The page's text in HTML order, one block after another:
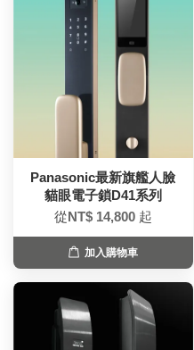
Panasonic最新旗艦人臉
貓眼電子鎖D41系列
從 NT$ 14,800 起
加入購物車